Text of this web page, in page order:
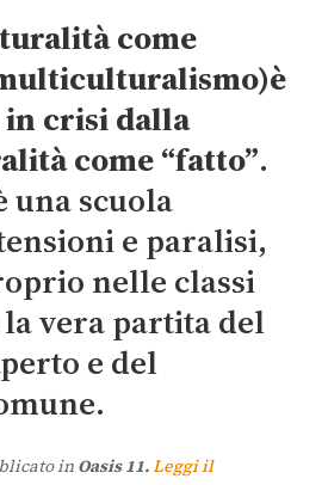
come
in crisi dalla
come “fatto”.
scuola
e paralisi,
nelle classi
la vera partita del
e del
in Oasis 11.Leggi il